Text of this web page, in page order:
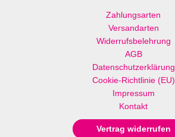
Zahlungsarten
Versandarten
Widerrufsbelehrung
AGB
Datenschutzerklärung
Cookie-Richtlinie (EU)
Impressum
Kontakt
Vertrag widerrufen